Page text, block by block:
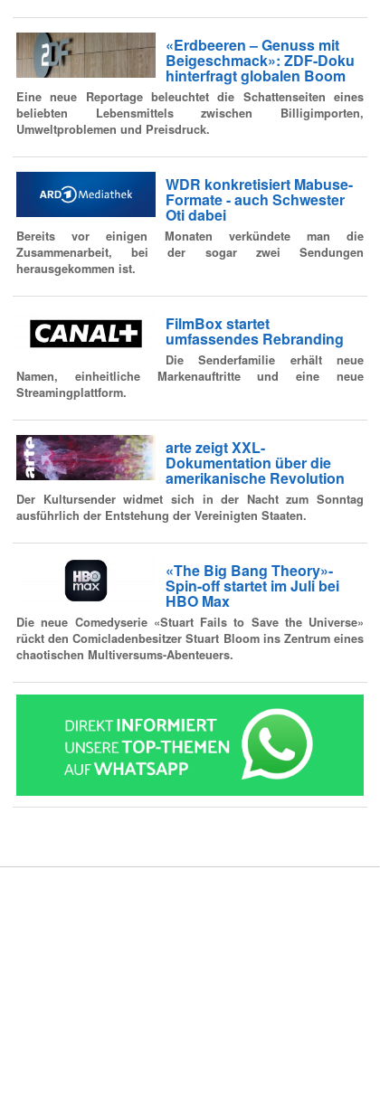
«Erdbeeren – Genuss mit
Beigeschmack»: ZDF-Doku
hinterfragt globalen Boom
Eine neue Reportage beleuchtet die Schattenseiten eines
beliebten Lebensmittels zwischen Billigimporten,
Umweltproblemen und Preisdruck.
WDR konkretisiert Mabuse-
Formate - auch Schwester
Oti dabei
Bereits vor einigen Monaten verkündete man die
Zusammenarbeit, bei der sogar zwei Sendungen
herausgekommen ist.
FilmBox startet
umfassendes Rebranding
Die Senderfamilie erhält neue
Namen, einheitliche Markenauftritte und eine neue
Streamingplattform.
arte zeigt XXL-
Dokumentation über die
amerikanische Revolution
Der Kultursender widmet sich in der Nacht zum Sonntag
ausführlich der Entstehung der Vereinigten Staaten.
«The Big Bang Theory»-
Spin-off startet im Juli bei
HBO Max
Die neue Comedyserie «Stuart Fails to Save the Universe»
rückt den Comicladenbesitzer Stuart Bloom ins Zentrum eines
chaotischen Multiversums-Abenteuers.